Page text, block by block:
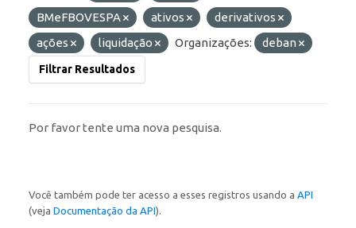
BMeFBOVESPA
ativos
derivativos
ações
liquidação Organizações: deban
Filtrar Resultados
Por favor tente uma nova pesquisa.
Você também pode ter acesso a esses registros usando a API
(veja Documentação da API).